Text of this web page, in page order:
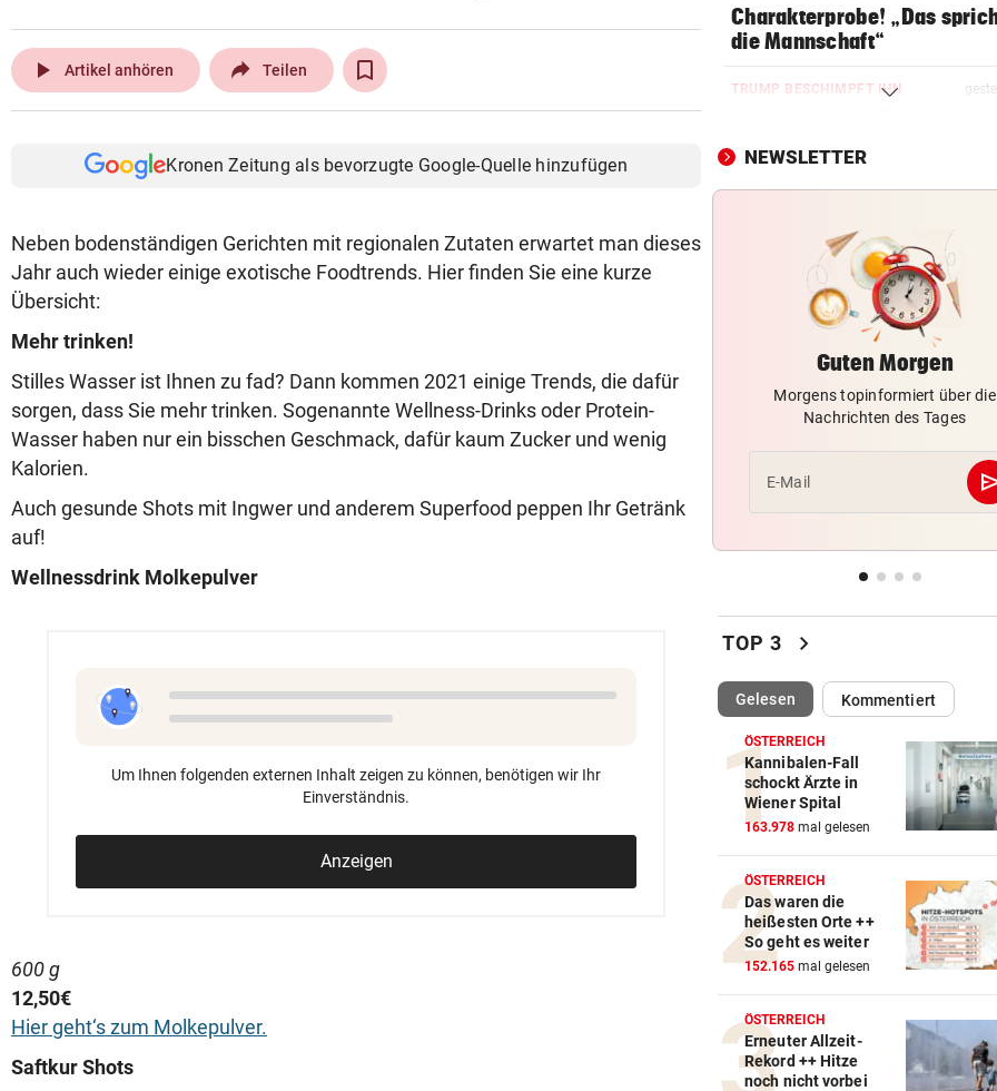
play_arrow Artikel anhören Teilen
Kronen Zeitung als bevorzugte Google-Quelle hinzufügen
Neben bodenständigen Gerichten mit regionalen Zutaten erwartet man dieses
Jahr auch wieder einige exotische Foodtrends. Hier finden Sie eine kurze
Übersicht:
Mehr trinken!
Stilles Wasser ist Ihnen zu fad? Dann kommen 2021 einige Trends, die dafür
sorgen, dass Sie mehr trinken. Sogenannte Wellness-Drinks oder Protein-
Wasser haben nur ein bisschen Geschmack, dafür kaum Zucker und wenig
Kalorien.
Auch gesunde Shots mit Ingwer und anderem Superfood peppen Ihr Getränk
auf!
Wellnessdrink Molkepulver
Um Ihnen folgenden externen Inhalt zeigen zu können, benötigen wir Ihr
Einverständnis.
Anzeigen
600 g
12,50€
Hier geht‘s zum Molkepulver.
Saftkur Shots
Charakterprobe! „Das
die Mannschaft“
TRUMP BESCHIMPFT IHN
triumphiert bei Vorwahl
WIEDERHOLUNGSTÄTER
Eto‘o aufgehoben
REGEN IM ANMARSCH
Wie sich das Wetter nach der
Rekord-Hitze umstellt
CHAMPIONS-LEAGUE-QUALI
Sturm Graz bei Fenerbahce
Istanbul ohne Chance
Schwimmen im Wallersee
Red Bull Salzburg hat neuen
Tormann gefunden
AM WEG ZUR WILDSPITZE
Bergsteiger stürzte 20 Meter
Gletscherspalte ab
CLOUD, KI & DATEN:
Wem gehört Österreichs
Zukunft?
FÖHRENWALD IN FLAMMEN
500 Helfer kämpfen bei
gegen Inferno
BEI RONALDINHO-BESUCH
Nächster Brasilien-Star
den Wörthersee
NEWSLETTER
Guten Morgen
Morgens topinformiert über die
Nachrichten des Tages
E-Mail
TOP 3 chevron_right
Gelesen(ausgewählt)Kommentiert
ÖSTERREICH
Kannibalen-Fall
schockt Ärzte in
Wiener Spital
163.978 mal gelesen
ÖSTERREICH
Das waren die
heißesten Orte ++
So geht es weiter
152.165 mal gelesen
ÖSTERREICH
Erneuter Allzeit-
Rekord ++ Hitze
noch nicht vorbei